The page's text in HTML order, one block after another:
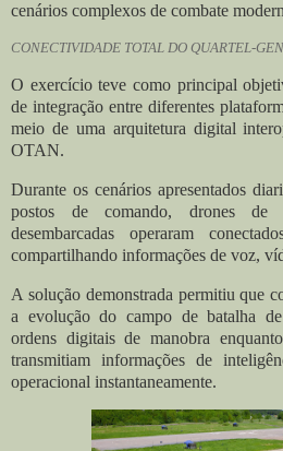
cenários complexos de combate
CONECTIVIDADE TOTAL DO QUARTEL-
O exercício teve como principal
de integração entre diferentes
meio de uma arquitetura digital
OTAN.
Durante os cenários apresentados
postos de comando, drones de
desembarcadas operaram
compartilhando informações de voz,
A solução demonstrada permitiu que
a evolução do campo de batalha
ordens digitais de manobra
transmitiam informações de
operacional instantaneamente.